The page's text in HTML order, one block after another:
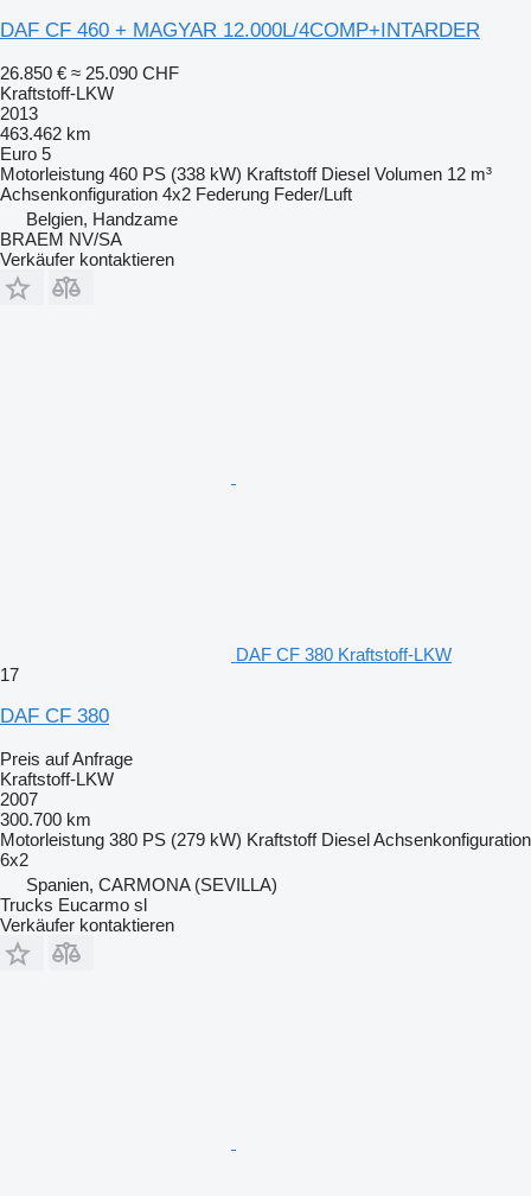
DAF CF 460 + MAGYAR 12.000L/4COMP+INTARDER
26.850 € ≈ 25.090 CHF
Kraftstoff-LKW
2013
463.462 km
Euro 5
Motorleistung 460 PS (338 kW) Kraftstoff Diesel Volumen 12 m³
Achsenkonfiguration 4x2 Federung Feder/Luft
Belgien, Handzame
BRAEM NV/SA
Verkäufer kontaktieren
DAF CF 380 Kraftstoff-LKW
17
DAF CF 380
Preis auf Anfrage
Kraftstoff-LKW
2007
300.700 km
Motorleistung 380 PS (279 kW) Kraftstoff DieselAchsenkonfiguration
6x2
Spanien, CARMONA (SEVILLA)
Trucks Eucarmo sl
Verkäufer kontaktieren